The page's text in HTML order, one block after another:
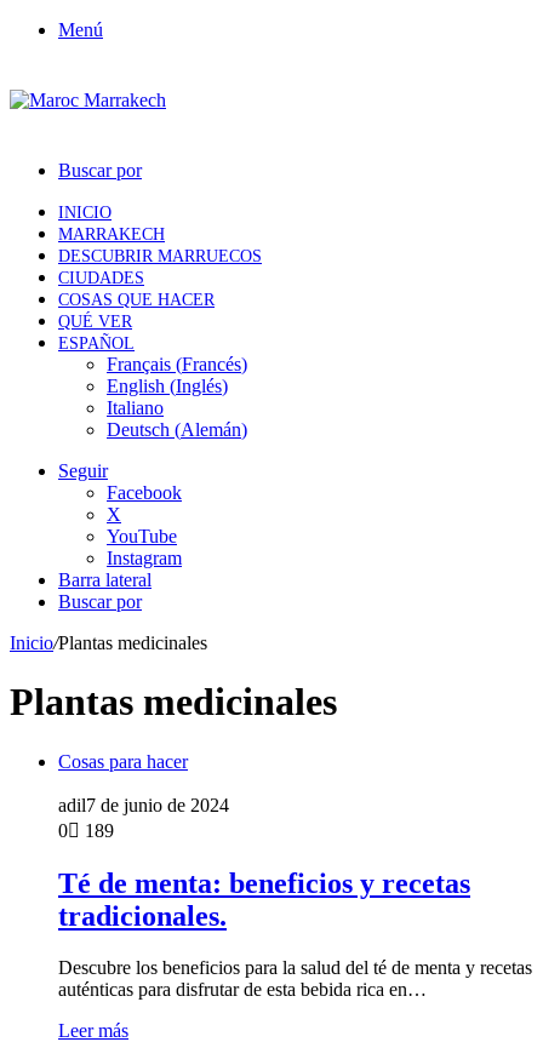
Menú
Buscar por
INICIO
MARRAKECH
DESCUBRIR MARRUECOS
CIUDADES
COSAS QUE HACER
QUÉ VER
ESPAÑOL
Français (Francés)
English (Inglés)
Italiano
Deutsch (Alemán)
Seguir
Facebook
X
YouTube
Instagram
Barra lateral
Buscar por
Inicio/Plantas medicinales
Plantas medicinales
Cosas para hacer
adil7 de junio de 2024
0
189
Té de menta: beneficios y recetas
tradicionales.
Descubre los beneficios para la salud del té de menta y recetas
auténticas para disfrutar de esta bebida rica en…
Leer más